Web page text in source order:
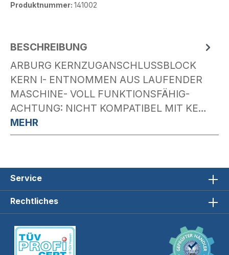
Produktnummer: 141002
BESCHREIBUNG
ARBURG KERNZUGANSCHLUSSBLOCK
KERN I- ENTNOMMEN AUS LAUFENDER
MASCHINE- VOLL FUNKTIONSFÄHIG-
ACHTUNG: NICHT KOMPATIBEL MIT KE…
MEHR
Service
Rechtliches